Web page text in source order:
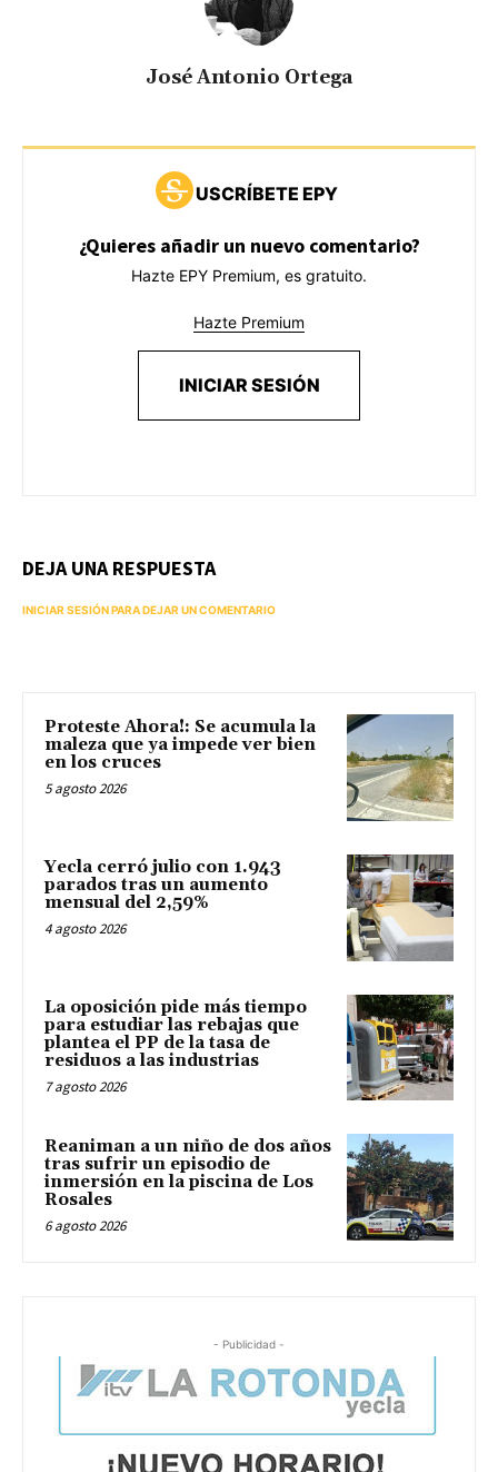
José Antonio Ortega
USCRÍBETE EPY
¿Quieres añadir un nuevo comentario?
Hazte EPY Premium, es gratuito.
Hazte Premium
INICIAR SESIÓN
DEJA UNA RESPUESTA
INICIAR SESIÓN PARA DEJAR UN COMENTARIO
Proteste Ahora!: Se acumula la
maleza que ya impede ver bien
en los cruces
5 agosto 2026
Yecla cerró julio con 1.943
parados tras un aumento
mensual del 2,59%
4 agosto 2026
La oposición pide más tiempo
para estudiar las rebajas que
plantea el PP de la tasa de
residuos a las industrias
7 agosto 2026
Reaniman a un niño de dos años
tras sufrir un episodio de
inmersión en la piscina de Los
Rosales
6 agosto 2026
- Publicidad -